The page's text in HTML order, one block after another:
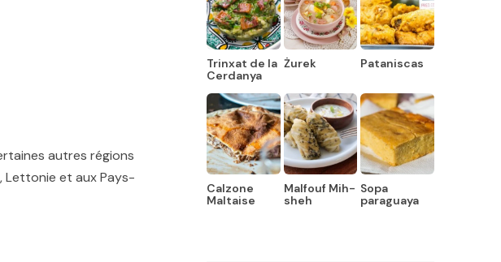
autres régions
Lettonie et aux Pays-
Trinxat de la
Cerdanya
Żurek Pataniscas
Calzone
Maltaise
Malfouf Mih-
sheh
Sopa
paraguaya